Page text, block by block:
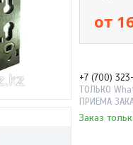
от
+7 (700)
ТОЛЬКО
ПРИЕМА
Заказ